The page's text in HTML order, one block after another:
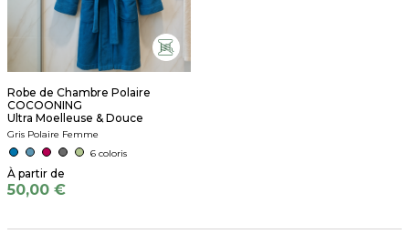
Robe de Chambre Polaire
COCOONING
Ultra Moelleuse & Douce
Gris Polaire Femme
6 coloris
50,00 €